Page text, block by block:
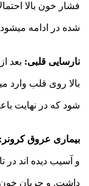
فشار خون بالا
شده در ادامه
نارسایی قلبی: بعد
بالا روی قلب
شود که در نهایت
بیماری عروق کرونر:
و آسیب دیده اند
داشت. و جریان خون